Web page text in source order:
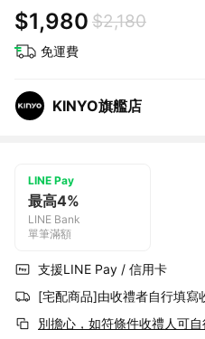
換禮物 送禮
$1,980 $2,180
免運費
KINYO旗艦店
LINE Pay
最高4%
LINE Bank
單筆滿額
支援LINE Pay / 信用卡
[宅配商品]由收禮者自行填寫
別擔心，如符條件收禮人可